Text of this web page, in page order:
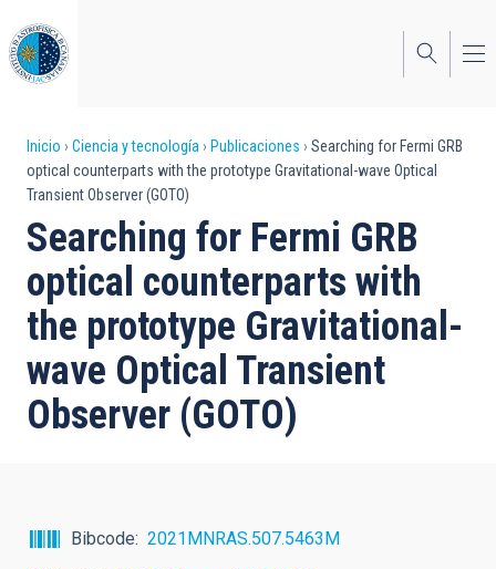
al
contenido
principal
Sobrescribir
enlaces
de
ayuda
a
la
navegación
Inicio Ciencia y tecnología Publicaciones
Searching for Fermi GRB
optical counterparts with the prototype Gravitational-wave Optical
Transient Observer (GOTO)
Searching for Fermi GRB
optical counterparts with
the prototype Gravitational-
wave Optical Transient
Observer (GOTO)
Bibcode
2021MNRAS.507.5463M